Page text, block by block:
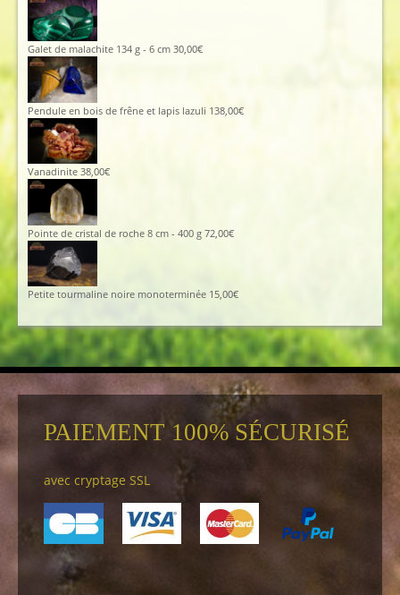
Galet de malachite 134 g - 6 cm 30,00€
Pendule en bois de frêne et lapis lazuli 138,00€
Vanadinite 38,00€
Pointe de cristal de roche 8 cm - 400 g 72,00€
Petite tourmaline noire monoterminée 15,00€
PAIEMENT 100% SÉCURISÉ
avec cryptage SSL